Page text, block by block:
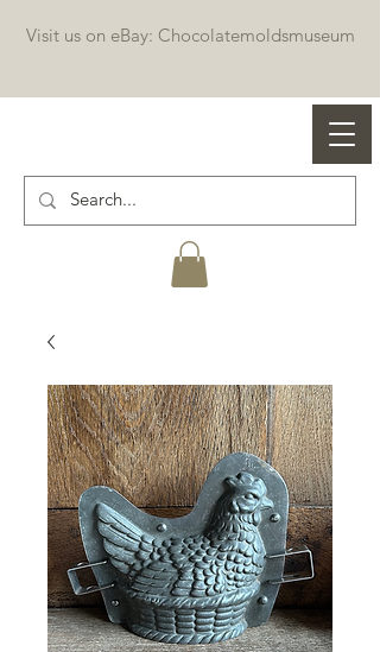
Professional chocolate molds
Visit us on eBay: Chocolatemoldsmuseum